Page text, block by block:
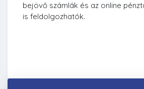
bejövő számlák és az online
is feldolgozhatók.